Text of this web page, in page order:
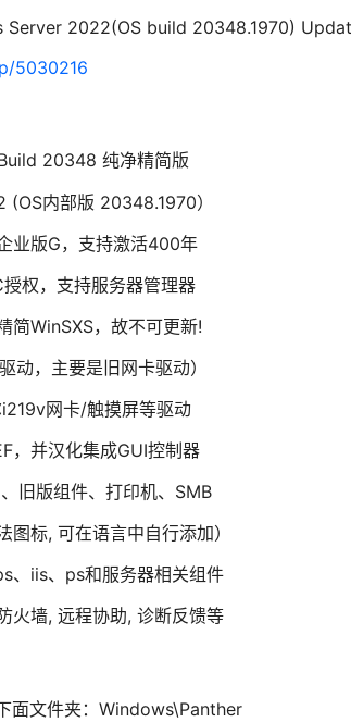
Server 2022(OS build 20348.1970)
5030216
20348 纯净精简版
内部版 20348.1970）
业版G，支持激活400年
权，支持服务器管理器
简WinSXS，故不可更新!
动，主要是旧网卡驱动）
网卡/触摸屏等驱动
，并汉化集成GUI控制器
旧版组件、打印机、SMB
标, 可在语言中自行添加）
、iis、ps和服务器相关组件
火墙, 远程协助, 诊断反馈等
面文件夹：Windows\Panther